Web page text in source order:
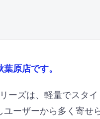
原店です。
ーズは、軽量でスタ
ーザーから多く寄